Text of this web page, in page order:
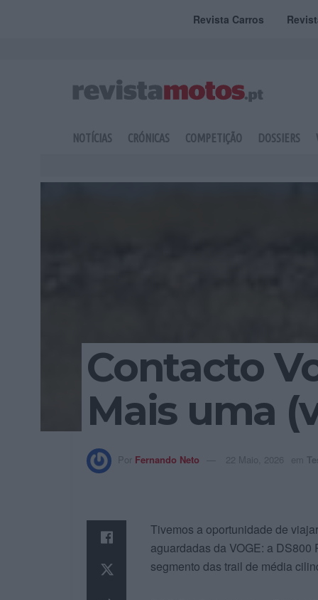
Revista Carros
NOTÍCIAS CRÓNICAS COMPETIÇÃO DOSSIERS
Contacto
Mais uma
Por Fernando Neto 22 Maio, 2026 em
Tivemos a oportunidade de
aguardadas da VOGE: a
segmento das trail de média